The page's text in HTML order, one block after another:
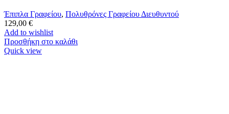
Έπιπλα Γραφείου, Πολυθρόνες Γραφείου Διευθυντού
129,00 €
Add to wishlist
Προσθήκη στο καλάθι
Quick view